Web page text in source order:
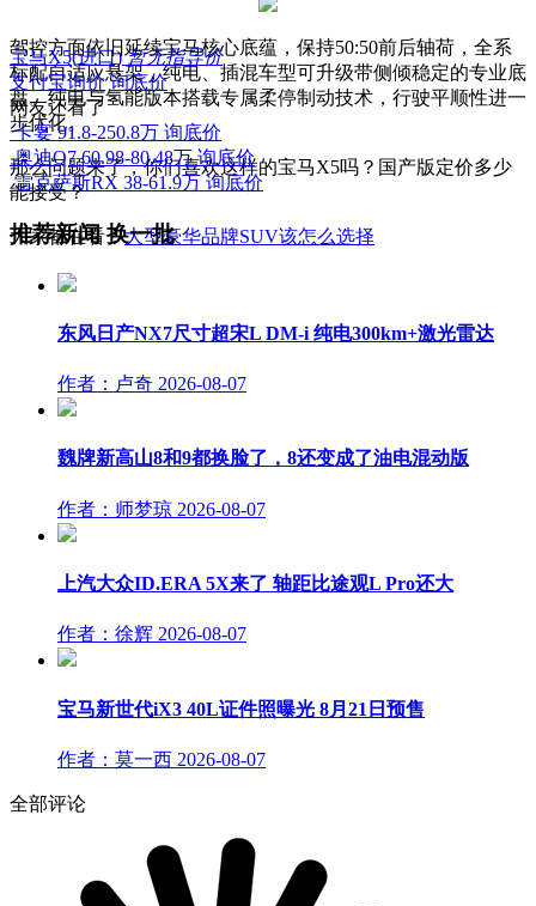
驾控方面依旧延续宝马核心底蕴，保持50:50前后轴荷，全系
标配自适应悬架，纯电、插混车型可升级带侧倾稳定的专业底
盘。纯电与氢能版本搭载专属柔停制动技术，行驶平顺性进一
步优化。
那么问题来了，你们喜欢这样的宝马X5吗？国产版定价多少
能接受？
大家都在看：大型豪华品牌SUV该怎么选择
宝马X5(进口) 暂无指导价
支付宝询价 询底价
网友还看了
卡宴 91.8-250.8万 询底价
奥迪Q7 60.98-80.48万 询底价
雷克萨斯RX 38-61.9万 询底价
推荐新闻换一批
东风日产NX7尺寸超宋L DM-i 纯电300km+激光雷达
作者：卢奇 2026-08-07
魏牌新高山8和9都换脸了，8还变成了油电混动版
作者：师梦琼 2026-08-07
上汽大众ID.ERA 5X来了 轴距比途观L Pro还大
作者：徐辉 2026-08-07
宝马新世代iX3 40L证件照曝光 8月21日预售
作者：莫一西 2026-08-07
全部评论